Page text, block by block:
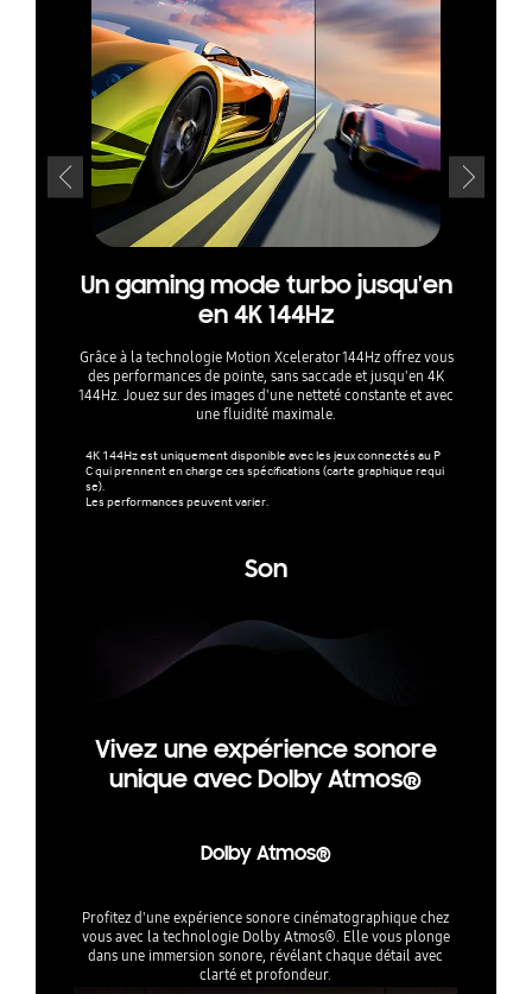
Un gaming mode turbo jusqu'en
en 4K 144Hz
Grâce à la technologie Motion Xcelerator 144Hz offrez vous
des performances de pointe, sans saccade et jusqu'en 4K
144Hz. Jouez sur des images d'une netteté constante et avec
une fluidité maximale.
4K 144Hz est uniquement disponible avec les jeux connectés au P
C qui prennent en charge ces spécifications (carte graphique requi
se).
Les performances peuvent varier.
Son
Vivez une expérience sonore
unique avec Dolby Atmos®
Dolby Atmos®
Profitez d'une expérience sonore cinématographique chez
vous avec la technologie Dolby Atmos®. Elle vous plonge
dans une immersion sonore, révélant chaque détail avec
clarté et profondeur.